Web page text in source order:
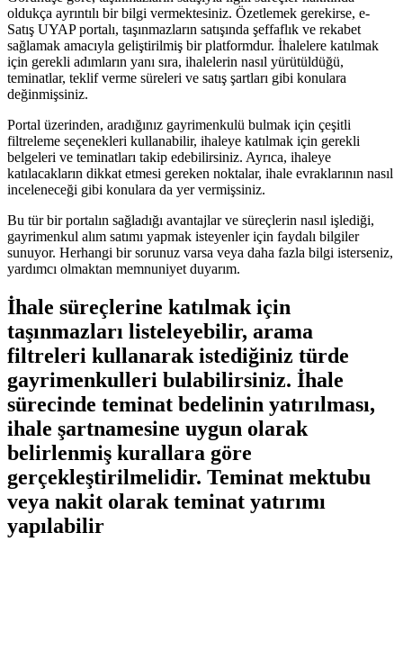
‌oldukça ayrıntılı bir bilgi vermektesiniz. Özetlemek ⁤gerekirse, e-
Satış UYAP portalı, taşınmazların satışında şeffaflık ve rekabet
sağlamak amacıyla geliştirilmiş bir platformdur. İhalelere katılmak
için gerekli adımların yanı sıra, ihalelerin nasıl yürütüldüğü,
teminatlar, teklif verme süreleri ve satış şartları gibi konulara
değinmişsiniz.
Portal ⁤üzerinden, aradığınız gayrimenkulü bulmak için çeşitli‍
filtreleme seçenekleri kullanabilir, ihaleye katılmak için ⁢gerekli​
belgeleri ve teminatları takip edebilirsiniz. Ayrıca, ihaleye
katılacakların dikkat etmesi gereken noktalar, ihale ⁣evraklarının ‍nasıl
inceleneceği gibi konulara da yer⁤ vermişsiniz.
Bu tür bir‌ portalın sağladığı avantajlar ⁤ve süreçlerin ‍nasıl işlediği,
gayrimenkul alım satımı yapmak isteyenler için‍ faydalı bilgiler
sunuyor. Herhangi bir​ sorunuz varsa veya daha fazla⁤ bilgi isterseniz,
yardımcı olmaktan memnuniyet ‌duyarım.
İhale süreçlerine katılmak için
taşınmazları listeleyebilir, arama
filtreleri kullanarak ​istediğiniz türde
gayrimenkulleri bulabilirsiniz. İhale
sürecinde teminat bedelinin yatırılması,
ihale⁣ şartnamesine uygun olarak
belirlenmiş⁤ kurallara göre
gerçekleştirilmelidir. Teminat mektubu
veya nakit olarak teminat yatırımı
yapılabilir